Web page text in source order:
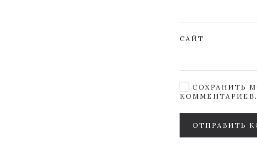
САЙТ
СОХРАНИТЬ
КОММЕНТАРИЕВ.
ОТПРАВИТЬ